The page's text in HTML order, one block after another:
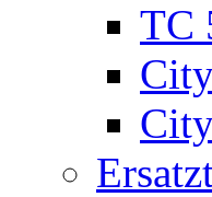
TC